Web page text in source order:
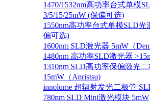
1470/1532nm高功率台式单模
3/5/15/25mW (保偏可选)
1550nm高功率台式单模SLD光
偏可选)
1600nm SLD激光器 5mW（
1480nm 高功率SLD激光器
1310nm SLD高功率保偏激光
15mW（Anristsu)
innolume 超辐射发光二极管
780nm SLD Mini激光模块 5mW